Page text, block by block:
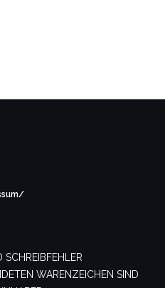
WARENZEICHEN SIND